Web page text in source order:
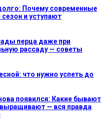
Почему современные
и уступают
перца даже при
рассаду — советы
что нужно успеть до
появился: Какие бывают
выращивают — вся правда